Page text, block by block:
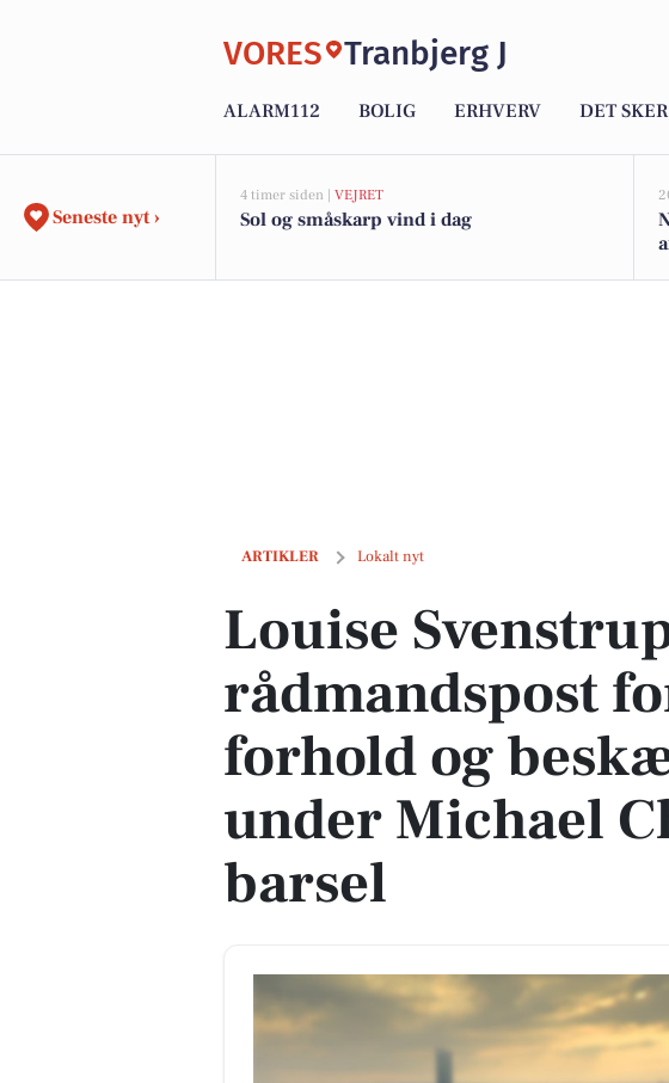
VORES Tranbjerg J
ALARM112 BOLIG ERHVERV DET SKER
Seneste nyt ›
4 timer siden | VEJRET
Sol og småskarp vind i dag
ARTIKLER Lokalt nyt
Louise Svenstrup overtager rådmandspost for sociale
Louise
rådmandspost
forhold og
under Michael
barsel